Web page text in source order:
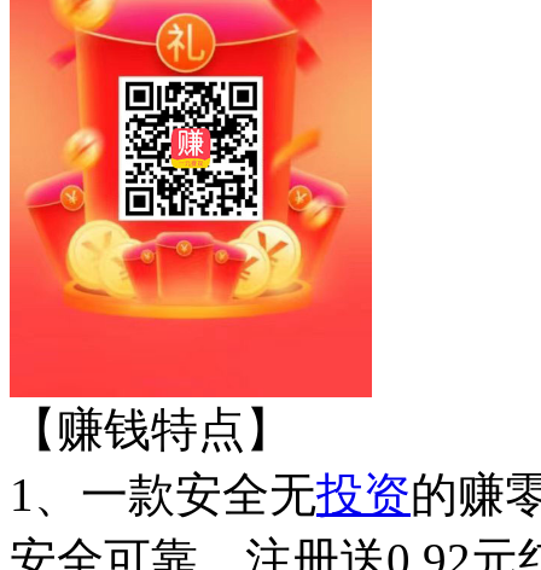
【赚钱特点】
1、一款安全无投资的赚
安全可靠，注册送0.92元